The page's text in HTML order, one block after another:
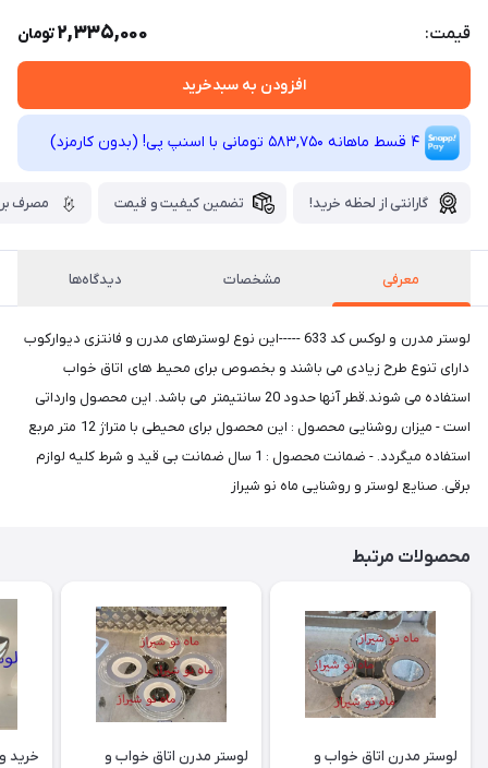
قیمت: 2,335,000تومان
افزودن به سبدخرید
4 قسط ماهانه 583,750 تومانی با اسنپ ‌پی! (بدون کارمزد)
گارانتی از لحظه خرید! تضمین کیفیت و قیمت مصرف
معرفی مشخصات دیدگاه‌ها
لوستر مدرن و لوکس کد 633 -----این نوع لوسترهای مدرن و فانتزی دیوارکوب
دارای تنوع طرح زیادی می باشند و بخصوص برای محیط های اتاق خواب
استفاده می شوند.قطر آنها حدود 20 سانتیمتر می باشد. این محصول وارداتی
است - میزان روشنایی محصول : این محصول برای محیطی با متراژ 12 متر مربع
استفاده میگردد. - ضمانت محصول : 1 سال ضمانت بی قید و شرط کلیه لوازم
برقی. صنایع لوستر و روشنایی ماه نو شیراز
محصولات مرتبط
لوستر مدرن اتاق خواب و
لوستر مدرن اتاق خواب و
خرید